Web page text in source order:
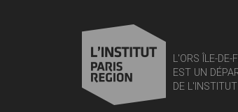
L'ORS ÎLE-DE-
EST UN
DE